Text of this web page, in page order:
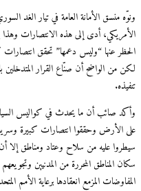
ونوّه منسق الأمانة العامة في تيار الغد
الأمريكي، أدى إلى هذه الانتصارات وهذا
الحظر عنها “وليس دعمها” تحقق انتصارات
لكن من الواضح أن صنّاع القرار المتدخلين
تنفيذه.
وأكد صائب أن ما يحدث في كواليس السياسة
على الأرض وحققوا انتصارات كبيرة
سيطروا عليه من سلاح وعتاد ومناطق إلا
سكان المناطق المحررة من المدنيين
المفاوضات المزمع انعقادها برعاية الأمم